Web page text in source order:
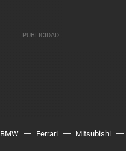
BMW Ferrari Mitsubishi